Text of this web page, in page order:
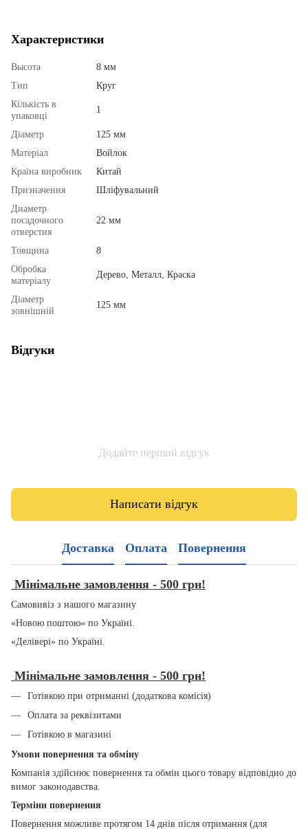
Характеристики
Высота
8 мм
Тип
Круг
Кількість в
упаковці
1
Діаметр
125 мм
Матеріал
Войлок
Країна виробник
Китай
Призначення
Шліфувальний
Диаметр
посадочного
отверстия
22 мм
Товщина
8
Обробка
матеріалу
Дерево, Металл, Краска
Діаметр
зовнішній
125 мм
Відгуки
Додайте перший відгук
Написати відгук
Доставка Оплата Повернення
Мінімальне замовлення - 500 грн!
Самовивіз з нашого магазину
«Новою поштою» по Україні.
«Делівері» по Україні.
Мінімальне замовлення - 500 грн!
Готівкою при отриманні (додаткова комісія)
Оплата за реквізитами
Готівкою в магазині
Умови повернення та обміну
Компанія здійснює повернення та обмін цього товару відповідно до
вимог законодавства.
Терміни повернення
Повернення можливе протягом 14 днів після отримання (для